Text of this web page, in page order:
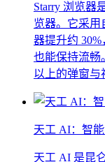
Starry 浏览器
览器。它采用
器提升约
也能保持流畅
以上的弹窗与
天工 AI：智
天工 AI 是昆